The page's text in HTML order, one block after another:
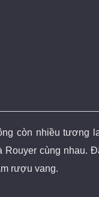
còn nhiều tương
Rouyer cùng nhau.
rượu vang.